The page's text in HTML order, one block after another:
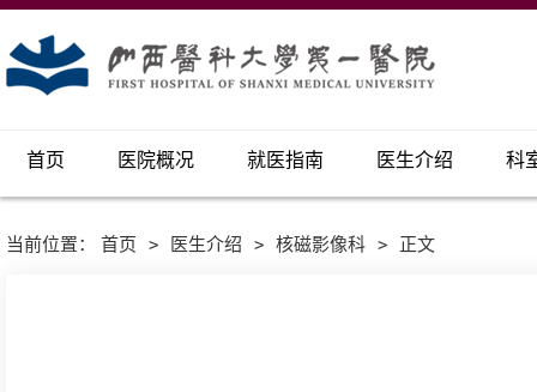
首页 医院概况 就医指南 医生介绍 科
当前位置： 首页 > 医生介绍 > 核磁影像科 > 正文